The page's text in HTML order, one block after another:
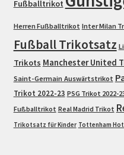
Fußballtrikot
Herren Fußballtrikot Inter Milan
Fußball Trikotsatz
Trikots Manchester United
Saint-Germain Auswärtstrikot
Trikot 2022-23 PSG Trikot 2022-
Fußballtrikot Real Madrid Trikot
Trikotsatz für Kinder Tottenham